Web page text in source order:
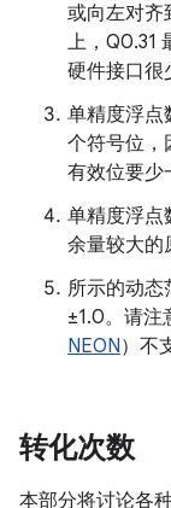
或向左对齐
上，Q0.31
硬件接口很
单精度浮点
个符号位，
有效位要少
单精度浮点
余量较大的
所示的动态
±1.0。请注
NEON）不
转化次数
本部分将讨论各